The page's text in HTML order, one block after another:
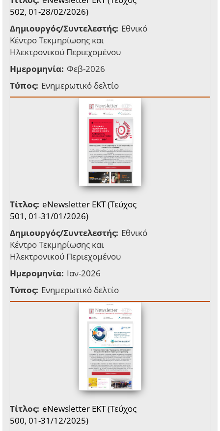
502, 01-28/02/2026)
Δημιουργός/Συντελεστής: Εθνικό
Κέντρο Τεκμηρίωσης και
Ηλεκτρονικού Περιεχομένου
Ημερομηνία: Φεβ-2026
Τύπος: Ενημερωτικό δελτίο
Τίτλος: eNewsletter EKT (Τεύχος
501, 01-31/01/2026)
Δημιουργός/Συντελεστής: Εθνικό
Κέντρο Τεκμηρίωσης και
Ηλεκτρονικού Περιεχομένου
Ημερομηνία: Ιαν-2026
Τύπος: Ενημερωτικό δελτίο
Τίτλος: eNewsletter EKT (Τεύχος
500, 01-31/12/2025)